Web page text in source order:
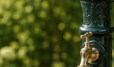
24,5cm
lucerna na
lucerna na hrob na svíčku